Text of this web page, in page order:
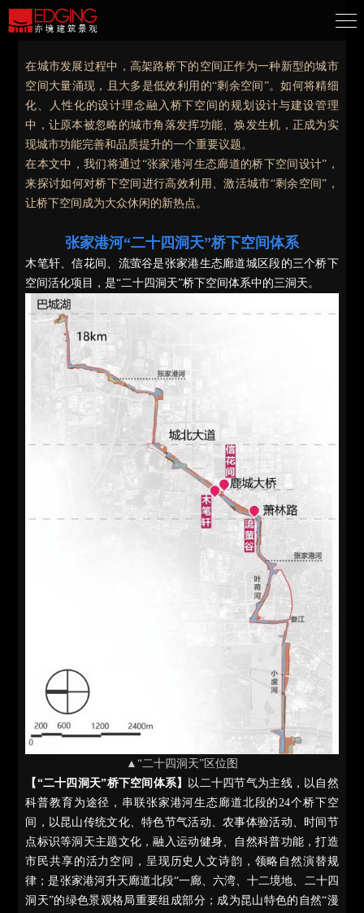
在城市发展过程中，高架路桥下的空间正作为一种新型的城市
空间大量涌现，且大多是低效利用的“剩余空间”。如何将精细
化、人性化的设计理念融入桥下空间的规划设计与建设管理
中，让原本被忽略的城市角落发挥功能、焕发生机，正成为实
现城市功能完善和品质提升的一个重要议题。
在本文中，我们将通过“张家港河生态廊道的桥下空间设计”，
来探讨如何对桥下空间进行高效利用、激活城市“剩余空间”，
让桥下空间成为大众休闲的新热点。
张家港河“二十四洞天”桥下空间体系
木笔轩、信花间、流萤谷是张家港生态廊道城区段的三个桥下
空间活化项目，是“二十四洞天”桥下空间体系中的三洞天。
▲“二十四洞天”区位图
【“二十四洞天”桥下空间体系】
以二十四节气为主线，以自然
科普教育为途径，串联张家港河生态廊道北段的24个桥下空
间，以昆山传统文化、特色节气活动、农事体验活动、时间节
点标识等洞天主题文化，融入运动健身、自然科普功能，打造
市民共享的活力空间，呈现历史人文诗韵，领略自然演替规
律；是张家港河升天廊道北段“一廊、六湾、十二境地、二十四
洞天”的绿色景观格局重要组成部分；成为昆山特色的自然“漫